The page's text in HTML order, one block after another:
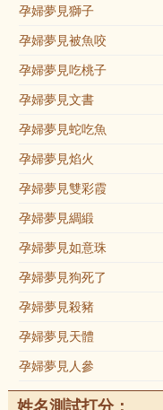
孕婦夢見獅子
孕婦夢見被魚咬
孕婦夢見吃桃子
孕婦夢見文書
孕婦夢見蛇吃魚
孕婦夢見焰火
孕婦夢見雙彩霞
孕婦夢見綢緞
孕婦夢見如意珠
孕婦夢見狗死了
孕婦夢見殺豬
孕婦夢見天體
孕婦夢見人參
姓名測試打分：